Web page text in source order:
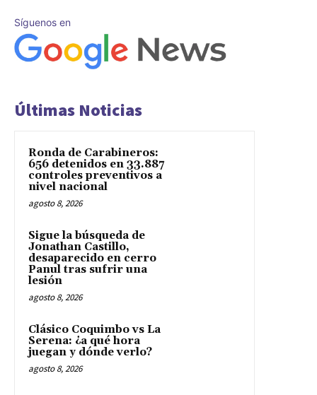
Síguenos en
Últimas Noticias
Ronda de Carabineros:
656 detenidos en 33.887
controles preventivos a
nivel nacional
agosto 8, 2026
Sigue la búsqueda de
Jonathan Castillo,
desaparecido en cerro
Panul tras sufrir una
lesión
agosto 8, 2026
Clásico Coquimbo vs La
Serena: ¿a qué hora
juegan y dónde verlo?
agosto 8, 2026